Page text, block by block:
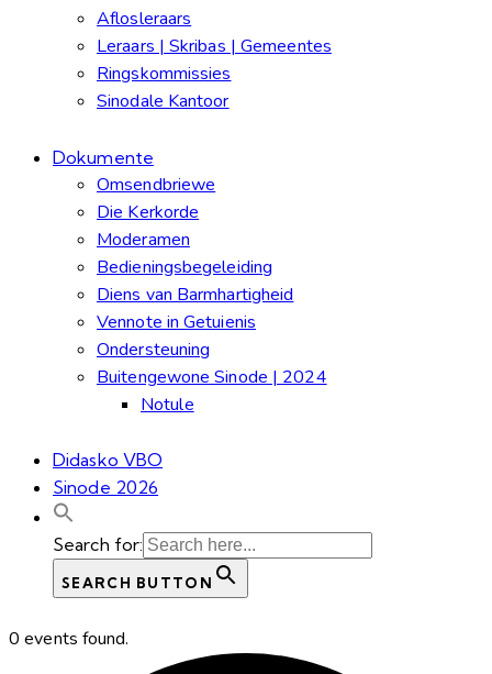
Aflosleraars
Leraars | Skribas | Gemeentes
Ringskommissies
Sinodale Kantoor
Dokumente
Omsendbriewe
Die Kerkorde
Moderamen
Bedieningsbegeleiding
Diens van Barmhartigheid
Vennote in Getuienis
Ondersteuning
Buitengewone Sinode | 2024
Notule
Didasko VBO
Sinode 2026
Search for:
SEARCH BUTTON
0 events found.